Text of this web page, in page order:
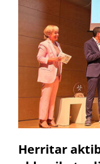
Herritar